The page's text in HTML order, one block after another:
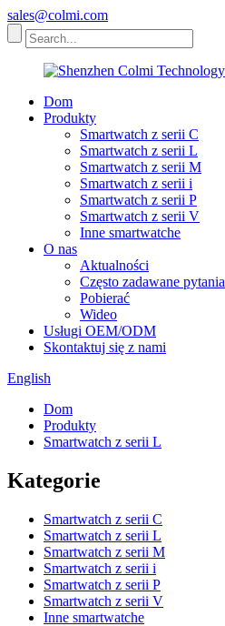
sales@colmi.com
Dom
Produkty
Smartwatch z serii C
Smartwatch z serii L
Smartwatch z serii M
Smartwatch z serii i
Smartwatch z serii P
Smartwatch z serii V
Inne smartwatche
O nas
Aktualności
Często zadawane pytania
Pobierać
Wideo
Usługi OEM/ODM
Skontaktuj się z nami
English
Dom
Produkty
Smartwatch z serii L
Kategorie
Smartwatch z serii C
Smartwatch z serii L
Smartwatch z serii M
Smartwatch z serii i
Smartwatch z serii P
Smartwatch z serii V
Inne smartwatche